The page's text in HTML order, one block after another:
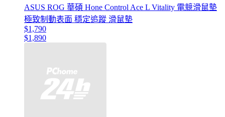
ASUS ROG 華碩 Hone Control Ace L Vitality 電競滑鼠墊
極致制動表面 穩定追蹤 滑鼠墊
$1,790
$1,890